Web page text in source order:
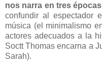
nos narra en tres
confundir al espectador
música (el minimalismo
actores adecuados a la
Soctt Thomas encarna a
Sarah).